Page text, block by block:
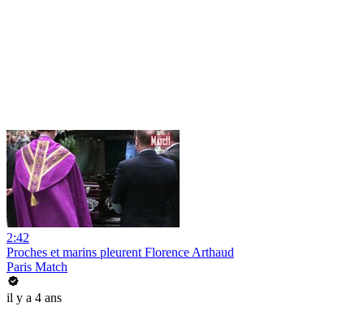
2:42
Proches et marins pleurent Florence Arthaud
Paris Match
il y a 4 ans